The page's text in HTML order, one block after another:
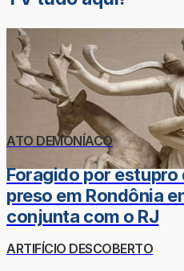
ATO DEMONÍACO
Foragido por estupro
preso em Rondônia
conjunta com o RJ
ARTIFÍCIO DESCOBERTO